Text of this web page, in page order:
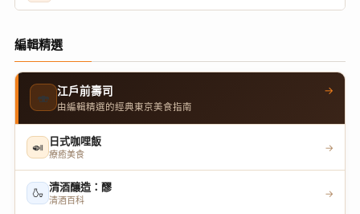
編輯精選
🍣 江戶前壽司
由編輯精選的經典東京美食指南
→
🍛 日式咖哩飯
療癒美食
→
🍶 清酒釀造：醪
清酒百科
→